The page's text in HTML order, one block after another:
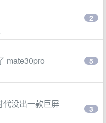
2
mate30pro 5
代没出一款巨屏
3